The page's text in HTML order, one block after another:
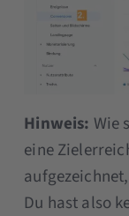
Hinweis: Wie
eine
Du hast also